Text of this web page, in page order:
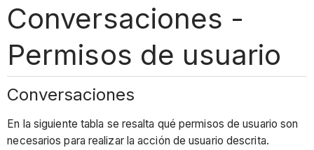
Conversaciones -
Permisos de usuario
Conversaciones
En la siguiente tabla se resalta qué permisos de usuario son
necesarios para realizar la acción de usuario descrita.